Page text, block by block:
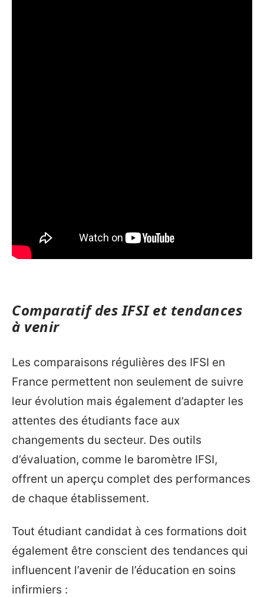
Comparatif des IFSI et tendances
à venir
Les comparaisons régulières des IFSI en
France permettent non seulement de suivre
leur évolution mais également d’adapter les
attentes des étudiants face aux
changements du secteur. Des outils
d’évaluation, comme le baromètre IFSI,
offrent un aperçu complet des performances
de chaque établissement.
Tout étudiant candidat à ces formations doit
également être conscient des tendances qui
influencent l’avenir de l’éducation en soins
infirmiers :